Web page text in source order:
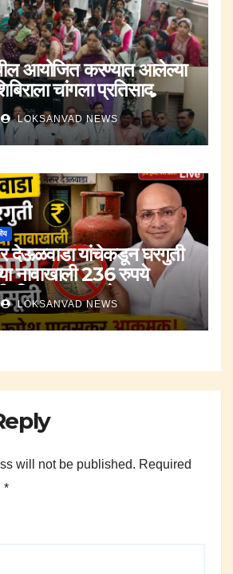
आयोजित करण्यात आलेल्या
चांगला प्रतिसाद.
LOKSANVAD NEWS
देऊळवाडा यांचेकडून घरगुती
नावाखाली 236 रुपये
रूपेश पावसकर
LOKSANVAD NEWS
will not be published. Required
*